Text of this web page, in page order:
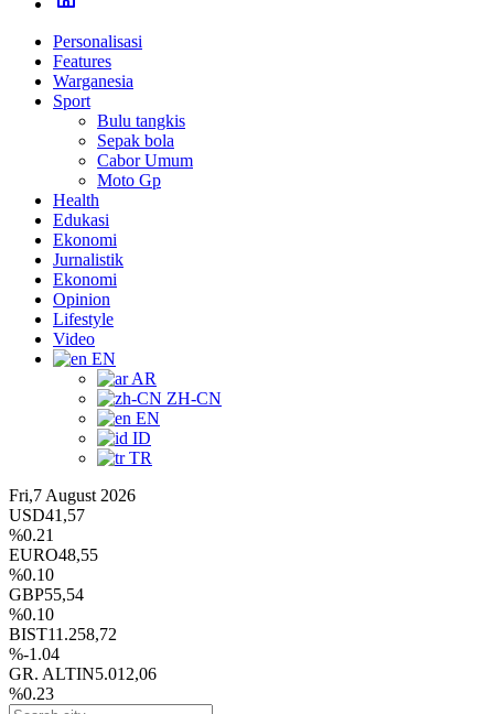
Personalisasi
Features
Warganesia
Sport
Bulu tangkis
Sepak bola
Cabor Umum
Moto Gp
Health
Edukasi
Ekonomi
Jurnalistik
Ekonomi
Opinion
Lifestyle
Video
EN
AR
ZH-CN
EN
ID
TR
Fri,7 August 2026
USD41,57
%0.21
EURO48,55
%0.10
GBP55,54
%0.10
BIST11.258,72
%-1.04
GR. ALTIN5.012,06
%0.23